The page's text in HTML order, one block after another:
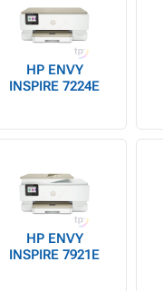
HP ENVY
INSPIRE 7224E
HP ENVY
INSPIRE 7921E